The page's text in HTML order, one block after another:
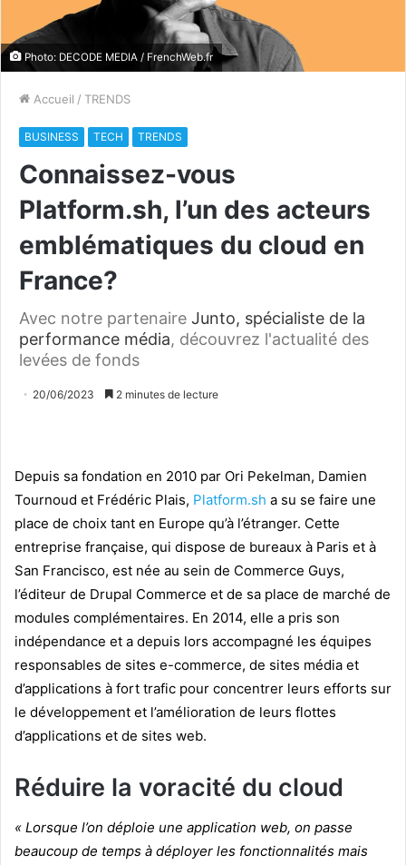
Photo: DECODE MEDIA / FrenchWeb.fr
Accueil / TRENDS
BUSINESS TECH TRENDS
Connaissez-vous
Platform.sh, l’un des acteurs
emblématiques du cloud en
France?
Avec notre partenaire Junto, spécialiste de la
performance média, découvrez l'actualité des
levées de fonds
20/06/2023 2 minutes de lecture
Depuis sa fondation en 2010 par Ori Pekelman, Damien
Tournoud et Frédéric Plais, Platform.sh a su se faire une
place de choix tant en Europe qu’à l’étranger. Cette
entreprise française, qui dispose de bureaux à Paris et à
San Francisco, est née au sein de Commerce Guys,
l’éditeur de Drupal Commerce et de sa place de marché de
modules complémentaires. En 2014, elle a pris son
indépendance et a depuis lors accompagné les équipes
responsables de sites e-commerce, de sites média et
d’applications à fort trafic pour concentrer leurs efforts sur
le développement et l’amélioration de leurs flottes
d’applications et de sites web.
Réduire la voracité du cloud
« Lorsque l’on déploie une application web, on passe
beaucoup de temps à déployer les fonctionnalités mais